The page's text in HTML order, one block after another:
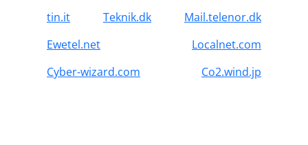
tin.it Teknik.dk
Mail.telenor.dk
Ewetel.net
Localnet.com
Cyber-wizard.com
Co2.wind.jp